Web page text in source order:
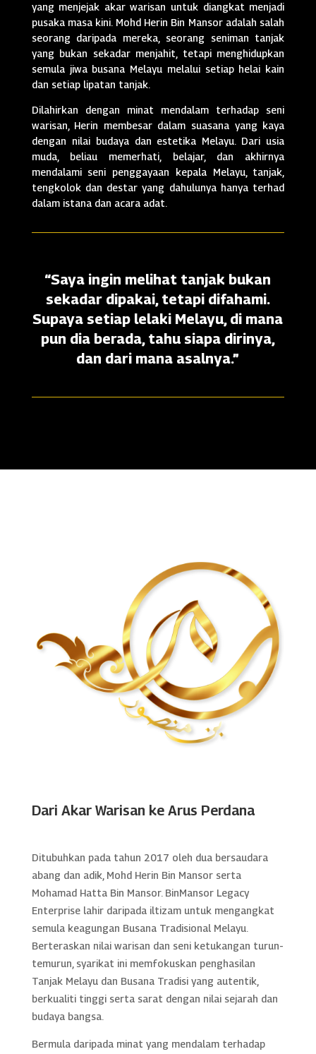
yang menjejak akar warisan untuk diangkat menjadi
pusaka masa kini. Mohd Herin Bin Mansor adalah salah
seorang daripada mereka, seorang seniman tanjak
yang bukan sekadar menjahit, tetapi menghidupkan
semula jiwa busana Melayu melalui setiap helai kain
dan setiap lipatan tanjak.
Dilahirkan dengan minat mendalam terhadap seni
warisan, Herin membesar dalam suasana yang kaya
dengan nilai budaya dan estetika Melayu. Dari usia
muda, beliau memerhati, belajar, dan akhirnya
mendalami seni penggayaan kepala Melayu, tanjak,
tengkolok dan destar yang dahulunya hanya terhad
dalam istana dan acara adat.
“Saya ingin melihat tanjak bukan
sekadar dipakai, tetapi difahami.
Supaya setiap lelaki Melayu, di mana
pun dia berada, tahu siapa dirinya,
dan dari mana asalnya.”
Dari Akar Warisan ke Arus Perdana
Ditubuhkan pada tahun 2017 oleh dua bersaudara
abang dan adik, Mohd Herin Bin Mansor serta
Mohamad Hatta Bin Mansor. BinMansor Legacy
Enterprise lahir daripada iltizam untuk mengangkat
semula keagungan Busana Tradisional Melayu.
Berteraskan nilai warisan dan seni ketukangan turun-
temurun, syarikat ini memfokuskan penghasilan
Tanjak Melayu dan Busana Tradisi yang autentik,
berkualiti tinggi serta sarat dengan nilai sejarah dan
budaya bangsa.
Bermula daripada minat yang mendalam terhadap